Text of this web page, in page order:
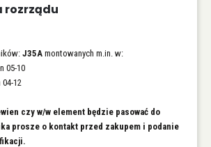
rozrządu
J35A montowanych m.in. w:
05-10
12
czy w/w element będzie pasować do
prosze o kontakt przed zakupem i podanie